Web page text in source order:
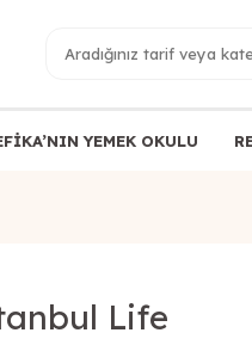
YEMEK OKULU
Life